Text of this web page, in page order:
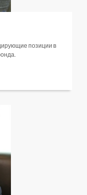
позиции в